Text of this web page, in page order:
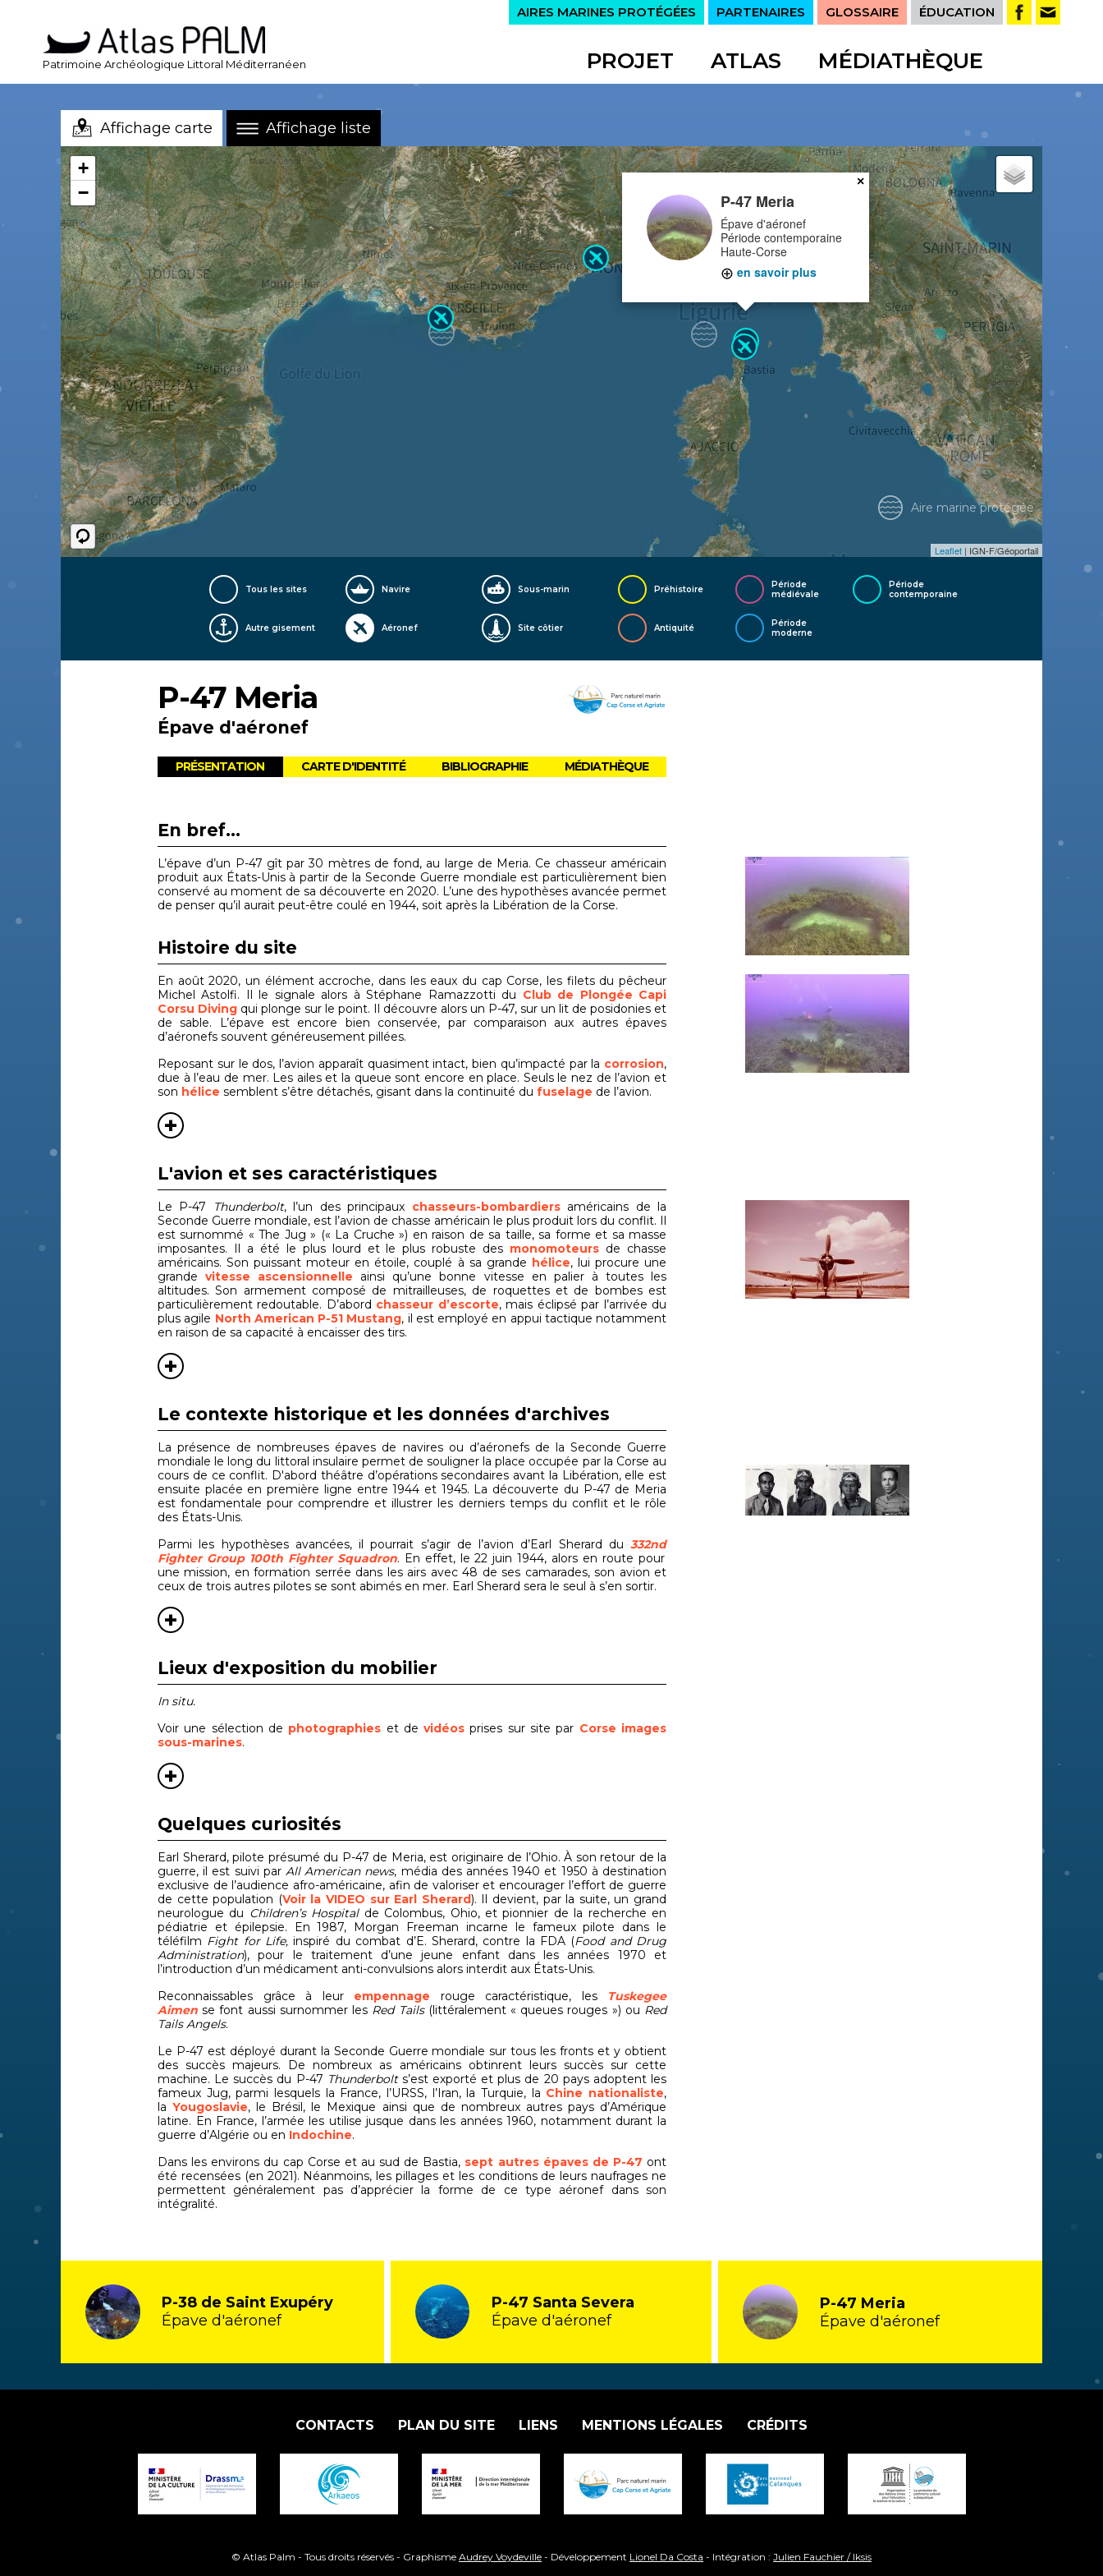
Patrimoine Archéologique Littoral Méditerranéen
AIRES MARINES PROTÉGÉES PARTENAIRES GLOSSAIRE ÉDUCATION
PROJET ATLAS MÉDIATHÈQUE
Affichage carte Affichage liste
P-47 Meria
Épave d'aéronef
Période contemporaine
Haute-Corse
en savoir plus
×
+
−
Leaflet | IGN-F/Géoportail
Aire marine protégée
Tous les sites Navire Sous-marin
Autre gisement Aéronef Site côtier
Préhistoire
Période
médiévale
Période
contemporaine
Antiquité
Période
moderne
P-47 Meria
Épave d'aéronef
PRÉSENTATION CARTE D'IDENTITÉ BIBLIOGRAPHIE MÉDIATHÈQUE
En bref...
L’épave d’un P-47 gît par 30 mètres de fond, au large de Meria. Ce chasseur américain
produit aux États-Unis à partir de la Seconde Guerre mondiale est particulièrement bien
conservé au moment de sa découverte en 2020. L’une des hypothèses avancée permet
de penser qu’il aurait peut-être coulé en 1944, soit après la Libération de la Corse.
Histoire du site
En août 2020, un élément accroche, dans les eaux du cap Corse, les filets du pêcheur
Michel Astolfi. Il le signale alors à Stéphane Ramazzotti du Club de Plongée Capi
Corsu Diving qui plonge sur le point. Il découvre alors un P-47, sur un lit de posidonies et
de sable. L’épave est encore bien conservée, par comparaison aux autres épaves
d’aéronefs souvent généreusement pillées.
Reposant sur le dos, l’avion apparaît quasiment intact, bien qu’impacté par la corrosion,
due à l’eau de mer. Les ailes et la queue sont encore en place. Seuls le nez de l’avion et
son hélice semblent s’être détachés, gisant dans la continuité du fuselage de l’avion.
L'avion et ses caractéristiques
Le P-47 Thunderbolt, l’un des principaux chasseurs-bombardiersaméricains de la
Seconde Guerre mondiale, est l’avion de chasse américain le plus produit lors du conflit. Il
est surnommé « The Jug » (« La Cruche ») en raison de sa taille, sa forme et sa masse
imposantes. Il a été le plus lourd et le plus robuste des monomoteurs de chasse
américains. Son puissant moteur en étoile, couplé à sa grande hélice, lui procure une
grandevitesse ascensionnelle ainsi qu’une bonne vitesse en palier à toutes les
altitudes. Son armement composé de mitrailleuses, de roquettes et de bombes est
particulièrement redoutable. D’abord chasseur d’escorte, mais éclipsé par l’arrivée du
plus agile North American P-51 Mustang, il est employé en appui tactique notamment
en raison de sa capacité à encaisser des tirs.
Le contexte historique et les données d'archives
La présence de nombreuses épaves de navires ou d’aéronefs de la Seconde Guerre
mondiale le long du littoral insulaire permet de souligner la place occupée par la Corse au
cours de ce conflit. D'abord théâtre d’opérations secondaires avant la Libération, elle est
ensuite placée en première ligne entre 1944 et 1945. La découverte du P-47 de Meria
est fondamentale pour comprendre et illustrer les derniers temps du conflit et le rôle
des États-Unis.
Parmi les hypothèses avancées, il pourrait s’agir de l’avion d’Earl Sherard du 332nd
Fighter Group 100th Fighter Squadron. En effet, le 22 juin 1944, alors en route pour
une mission, en formation serrée dans les airs avec 48 de ses camarades, son avion et
ceux de trois autres pilotes se sont abimés en mer. Earl Sherard sera le seul à s’en sortir.
Lieux d'exposition du mobilier
In situ.
Voir une sélection de photographies et devidéos prises sur site par Corse images
sous-marines.
Quelques curiosités
Earl Sherard, pilote présumé du P-47 de Meria, est originaire de l’Ohio. À son retour de la
guerre, il est suivi par All American news, média des années 1940 et 1950 à destination
exclusive de l’audience afro-américaine, afin de valoriser et encourager l’effort de guerre
de cette population (Voir la VIDEO sur Earl Sherard). Il devient, par la suite, un grand
neurologue du Children’s Hospitalde Colombus, Ohio, et pionnier de la recherche en
pédiatrie et épilepsie. En 1987, Morgan Freeman incarne le fameux pilote dans le
téléfilm Fight for Life, inspiré du combat d’E. Sherard, contre la FDA (Food and Drug
Administration), pour le traitement d’une jeune enfant dans les années 1970 et
l’introduction d’un médicament anti-convulsions alors interdit aux États-Unis.
Reconnaissables grâce à leur empennage rouge caractéristique, les
Tuskegee
Aimen se font aussi surnommer les Red Tails(littéralement « queues rouges ») ou Red
Tails Angels.
Le P-47 est déployé durant la Seconde Guerre mondiale sur tous les fronts et y obtient
des succès majeurs. De nombreux as américains obtinrent leurs succès sur cette
machine. Le succès du P-47 Thunderbolt s’est exporté et plus de 20 pays adoptent les
fameux Jug, parmi lesquels la France, l’URSS, l’Iran, la Turquie, la Chine nationaliste,
laYougoslavie, le Brésil, le Mexique ainsi que de nombreux autres pays d’Amérique
latine. En France, l’armée les utilise jusque dans les années 1960, notamment durant la
guerre d’Algérie ou en Indochine.
Dans les environs du cap Corse et au sud de Bastia, sept autres épaves de P-47 ont
été recensées (en 2021). Néanmoins, les pillages et les conditions de leurs naufrages ne
permettent généralement pas d’apprécier la forme de ce type aéronef dans son
intégralité.
P-38 de Saint Exupéry
Épave d'aéronef
P-47 Santa Severa
Épave d'aéronef
P-47 Meria
Épave d'aéronef
CONTACTS PLAN DU SITE LIENS MENTIONS LÉGALES CRÉDITS
© Atlas Palm - Tous droits réservés - Graphisme Audrey Voydeville - Développement Lionel Da Costa - Intégration : Julien Fauchier / Iksis